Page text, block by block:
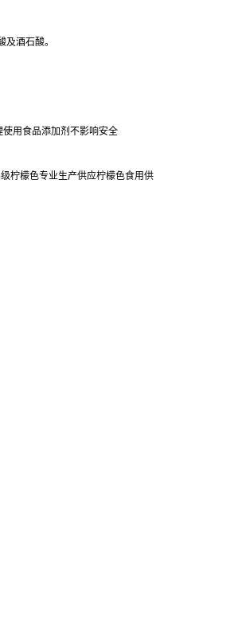
酒石酸。
用食品添加剂不影响安全
柠檬色专业生产供应柠檬色食用供